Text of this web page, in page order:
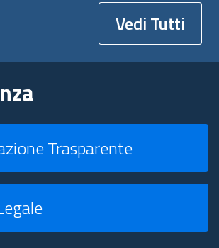
Vedi Tutti
Trasparente